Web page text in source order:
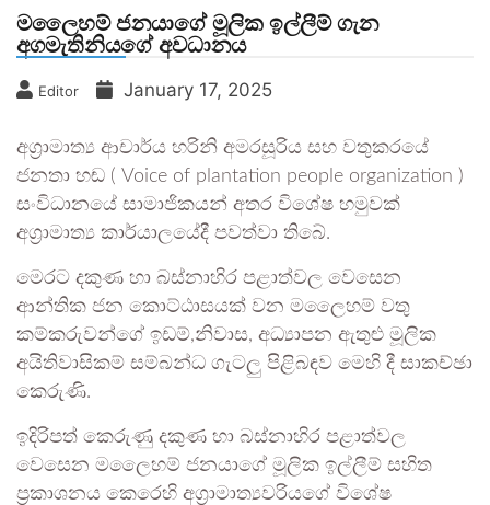
මලෛහම් ජනයාගේ මූලික ඉල්ලීම් ගැන
අගමැතිනියගේ අවධානය
Editor January 17, 2025
අග්‍රාමාත්‍ය ආචාර්ය හරිනි අමරසූරිය සහ වතුකරයේ
ජනතා හඬ ( Voice of plantation people organization )
සංවිධානයේ සාමාජිකයන් අතර විශේෂ හමුවක්
අග්‍රාමාත්‍ය කාර්යාලයේදී පවත්වා තිබේ.
මෙරට දකුණ හා බස්නාහිර පළාත්වල වෙසෙන
ආන්තික ජන කොට්ඨාසයක් වන මලෛහම් වතු
කම්කරුවන්ගේ ඉඩම්,නිවාස, අධ්‍යාපන ඇතුළු මූලික
අයිතිවාසිකම් සම්බන්ධ ගැටලු පිළිබඳව මෙහි දී සාකච්ඡා
කෙරුණි.
ඉදිරිපත් කෙරුණු දකුණ හා බස්නාහිර පළාත්වල
වෙසෙන මලෛහම් ජනයාගේ මූලික ඉල්ලීම් සහිත
ප්‍රකාශනය කෙරෙහි අග්‍රාමාත්‍යවරියගේ විශේෂ